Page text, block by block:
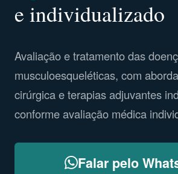
e individualizado
Avaliação e tratamento das
musculoesqueléticas, com
cirúrgica e terapias adjuvantes
conforme avaliação médica
Falar pelo